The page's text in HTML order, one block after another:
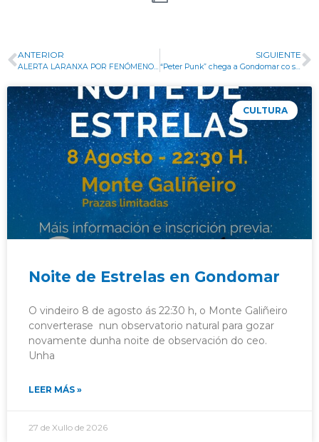
ANTERIOR
ALERTA LARANXA POR FENÓMENOS ATMOSFÉRICOS ADVERSOS
SIGUIENTE
“Peter Punk” chega a Gondomar co seu espectáculo “Chungo que te Cagas”
CULTURA
Noite de Estrelas en Gondomar
O vindeiro 8 de agosto ás 22:30 h, o Monte Galiñeiro
converterase nun observatorio natural para gozar
novamente dunha noite de observación do ceo.
Unha
LEER MÁS »
27 de Xullo de 2026